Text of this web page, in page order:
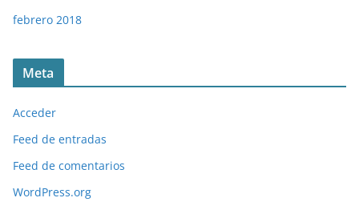
febrero 2018
Meta
Acceder
Feed de entradas
Feed de comentarios
WordPress.org